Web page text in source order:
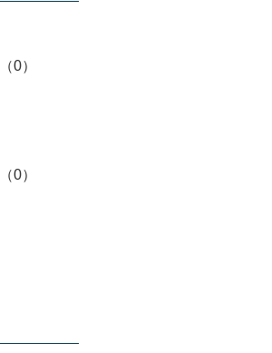
（0）
（0）